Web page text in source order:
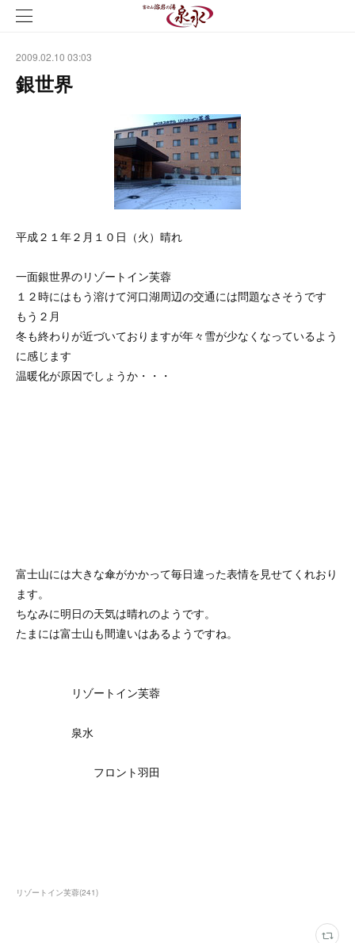
2009.02.10 03:03
銀世界
平成２１年２月１０日（火）晴れ
一面銀世界のリゾートイン芙蓉
１２時にはもう溶けて河口湖周辺の交通には問題なさそうです
もう２月
冬も終わりが近づいておりますが年々雪が少なくなっているよう
に感じます
温暖化が原因でしょうか・・・
富士山には大きな傘がかかって毎日違った表情を見せてくれおり
ます。
ちなみに明日の天気は晴れのようです。
たまには富士山も間違いはあるようですね。
リゾートイン芙蓉
泉水
フロント羽田
リゾートイン芙蓉(241)